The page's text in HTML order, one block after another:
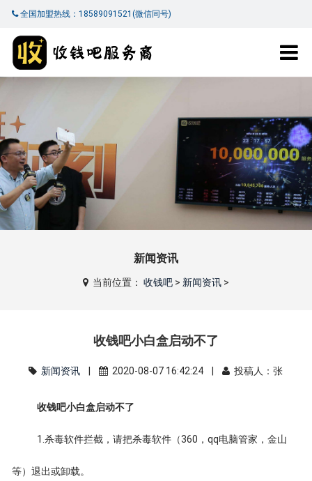
全国加盟热线：18589091521(微信同号)
新闻资讯
当前位置： 收钱吧> 新闻资讯>
收钱吧小白盒启动不了
新闻资讯 | 2020-08-07 16:42:24 | 投稿人：张
收钱吧小白盒启动不了
1.杀毒软件拦截，请把杀毒软件（360，qq电脑管家，金山
等）退出或卸载。